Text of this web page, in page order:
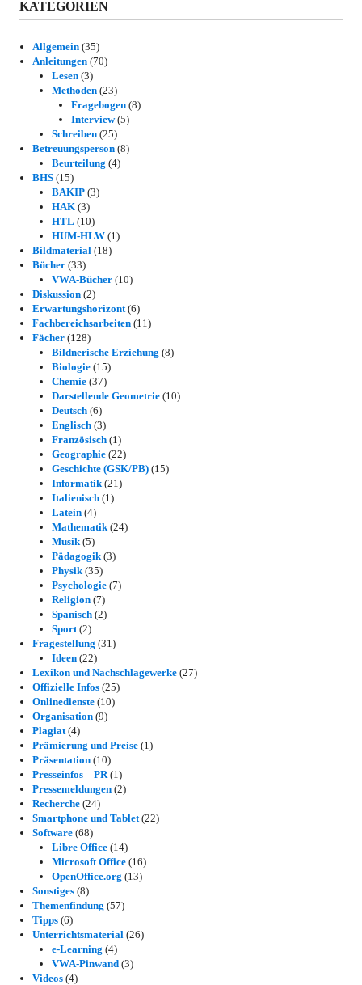
KATEGORIEN
Allgemein (35)
Anleitungen (70)
Lesen (3)
Methoden (23)
Fragebogen (8)
Interview(5)
Schreiben (25)
Betreuungsperson (8)
Beurteilung (4)
BHS (15)
BAKIP (3)
HAK (3)
HTL (10)
HUM-HLW (1)
Bildmaterial (18)
Bücher (33)
VWA-Bücher (10)
Diskussion (2)
Erwartungshorizont(6)
Fachbereichsarbeiten (11)
Fächer (128)
Bildnerische Erziehung (8)
Biologie (15)
Chemie (37)
Darstellende Geometrie (10)
Deutsch (6)
Englisch (3)
Französisch (1)
Geographie (22)
Geschichte (GSK/PB) (15)
Informatik(21)
Italienisch (1)
Latein (4)
Mathematik(24)
Musik(5)
Pädagogik(3)
Physik(35)
Psychologie (7)
Religion (7)
Spanisch (2)
Sport(2)
Fragestellung (31)
Ideen (22)
Lexikon und Nachschlagewerke (27)
Offizielle Infos (25)
Onlinedienste (10)
Organisation (9)
Plagiat(4)
Prämierung und Preise (1)
Präsentation (10)
Presseinfos – PR(1)
Pressemeldungen (2)
Recherche (24)
Smartphone und Tablet(22)
Software (68)
Libre Office (14)
Microsoft Office (16)
OpenOffice.org (13)
Sonstiges (8)
Themenfindung (57)
Tipps (6)
Unterrichtsmaterial (26)
e-Learning (4)
VWA-Pinwand (3)
Videos (4)